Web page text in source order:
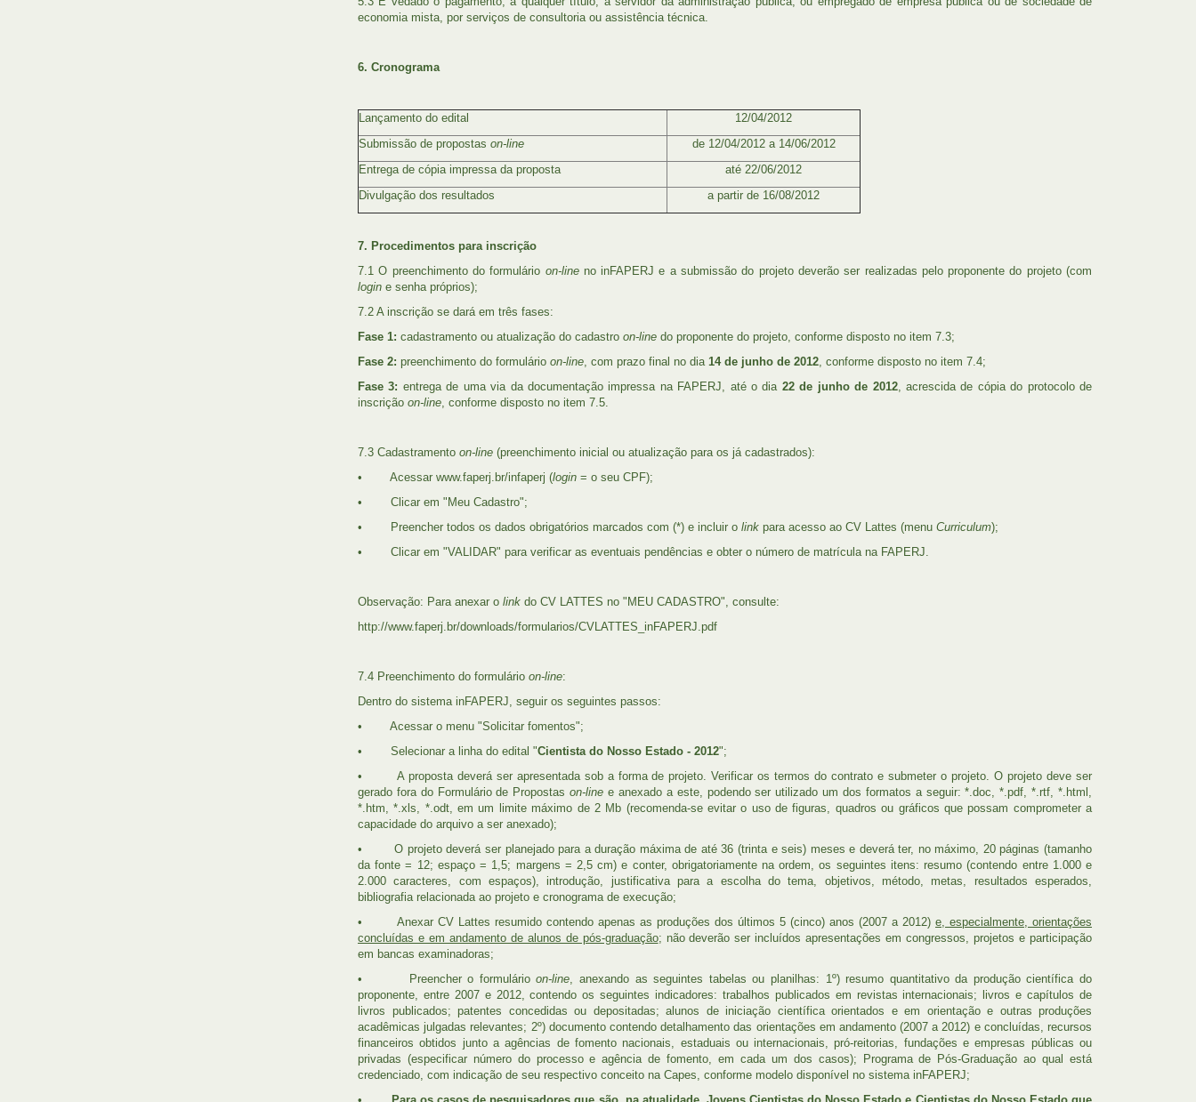
economia mista, por serviços de consultoria ou assistência técnica.
6. Cronograma
Lançamento do edital
12/04/2012
Submissão de propostas on-line
de 12/04/2012 a 14/06/2012
Entrega de cópia impressa da proposta
até 22/06/2012
Divulgação dos resultados
a partir de 16/08/2012
7. Procedimentos para inscrição
7.1 O preenchimento do formulário on-lineno inFAPERJ e a submissão do projeto deverão ser realizadas pelo proponente do projeto (com
login e senha próprios);
7.2 A inscrição se dará em três fases:
Fase 1: cadastramento ou atualização do cadastro on-line do proponente do projeto, conforme disposto no item 7.3;
Fase 2: preenchimento do formulário on-line, com prazo final no dia 14 de junho de 2012, conforme disposto no item 7.4;
Fase 3: entrega de uma via da documentação impressa na FAPERJ, até o dia 22 de junho de 2012, acrescida de cópia do protocolo de
inscrição on-line, conforme disposto no item 7.5.
7.3 Cadastramento on-line (preenchimento inicial ou atualização para os já cadastrados):
• Acessar www.faperj.br/infaperj (login = o seu CPF);
• Clicar em "Meu Cadastro";
• Preencher todos os dados obrigatórios marcados com (*) e incluir o link para acesso ao CV Lattes (menu Curriculum);
• Clicar em "VALIDAR" para verificar as eventuais pendências e obter o número de matrícula na FAPERJ.
Observação: Para anexar o link do CV LATTES no "MEU CADASTRO", consulte:
http://www.faperj.br/downloads/formularios/CVLATTES_inFAPERJ.pdf
7.4 Preenchimento do formulário on-line:
Dentro do sistema inFAPERJ, seguir os seguintes passos:
• Acessar o menu "Solicitar fomentos";
• Selecionar a linha do edital "Cientista do Nosso Estado - 2012";
• A proposta deverá ser apresentada sob a forma de projeto. Verificar os termos do contrato e submeter o projeto. O projeto deve ser
gerado fora do Formulário de Propostason-linee anexado a este, podendo ser utilizado um dos formatos a seguir: *.doc, *.pdf, *.rtf, *.html,
*.htm, *.xls, *.odt, em um limite máximo de 2 Mb (recomenda-se evitar o uso de figuras, quadros ou gráficos que possam comprometer a
capacidade do arquivo a ser anexado);
• O projeto deverá ser planejado para a duração máxima de até 36 (trinta e seis) meses e deverá ter, no máximo, 20 páginas (tamanho
da fonte = 12; espaço = 1,5; margens = 2,5 cm) e conter, obrigatoriamente na ordem, os seguintes itens: resumo (contendo entre 1.000 e
2.000 caracteres, com espaços), introdução, justificativa para a escolha do tema, objetivos, método, metas, resultados esperados,
bibliografia relacionada ao projeto e cronograma de execução;
• Anexar CV Lattes resumido contendo apenas as produções dos últimos 5 (cinco) anos (2007 a 2012) e, especialmente, orientações
concluídas e em andamento de alunos de pós-graduação; não deverão ser incluídos apresentações em congressos, projetos e participação
em bancas examinadoras;
• Preencher o formulárioon-line, anexando as seguintes tabelas ou planilhas: 1º) resumo quantitativo da produção científica do
proponente, entre 2007 e 2012, contendo os seguintes indicadores: trabalhos publicados em revistas internacionais; livros e capítulos de
livros publicados; patentes concedidas ou depositadas; alunos de iniciação científica orientados e em orientação e outras produções
acadêmicas julgadas relevantes; 2º) documento contendo detalhamento das orientações em andamento (2007 a 2012) e concluídas, recursos
financeiros obtidos junto a agências de fomento nacionais, estaduais ou internacionais, pró-reitorias, fundações e empresas públicas ou
privadas (especificar número do processo e agência de fomento, em cada um dos casos); Programa de Pós-Graduação ao qual está
credenciado, com indicação de seu respectivo conceito na Capes, conforme modelo disponível no sistema inFAPERJ;